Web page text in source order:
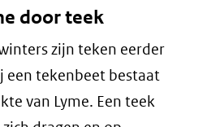
venster)
(verwijst
naar
door teek
zijn teken eerder
een tekenbeet bestaat
van Lyme. Een teek